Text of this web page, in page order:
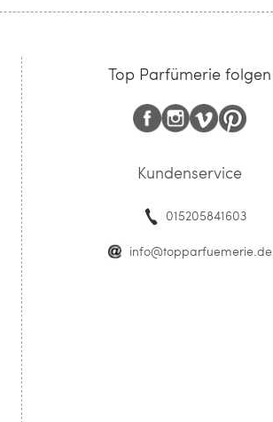
Top Parfümerie folgen
Kundenservice
015205841603
info@topparfuemerie.de